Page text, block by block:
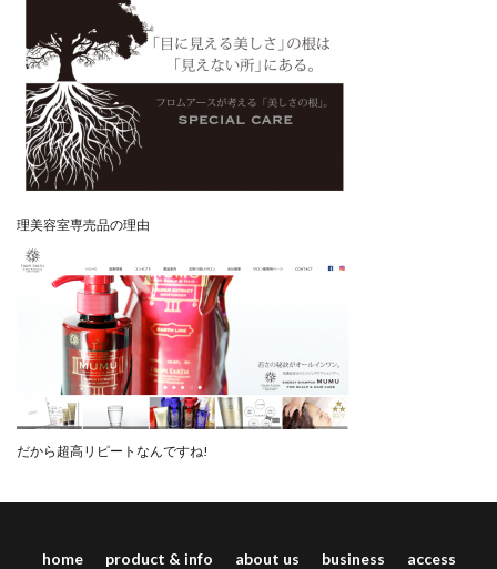
理美容室専売品の理由
だから超高リピートなんですね!
home product & info about us business access